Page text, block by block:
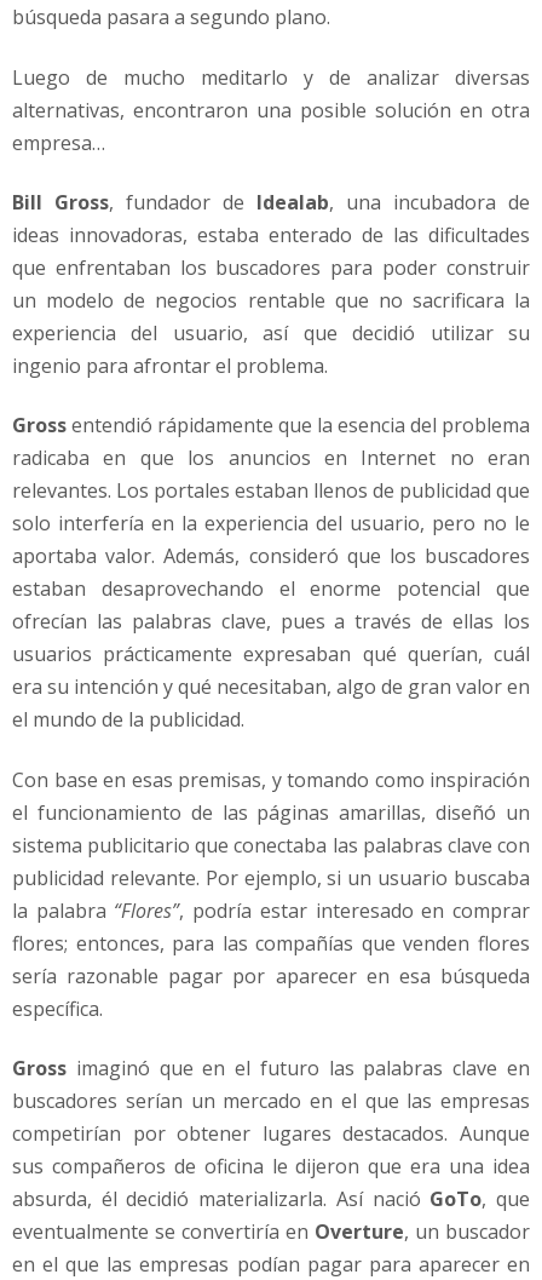
búsqueda pasara a segundo plano.
Luego de mucho meditarlo y de analizar diversas
alternativas, encontraron una posible solución en otra
empresa…
Bill Gross, fundador de Idealab, una incubadora de
ideas innovadoras, estaba enterado de las dificultades
que enfrentaban los buscadores para poder construir
un modelo de negocios rentable que no sacrificara la
experiencia del usuario, así que decidió utilizar su
ingenio para afrontar el problema.
Grossentendió rápidamente que la esencia del problema
radicaba en que los anuncios en Internet no eran
relevantes. Los portales estaban llenos de publicidad que
solo interfería en la experiencia del usuario, pero no le
aportaba valor. Además, consideró que los buscadores
estaban desaprovechando el enorme potencial que
ofrecían las palabras clave, pues a través de ellas los
usuarios prácticamente expresaban qué querían, cuál
era su intención y qué necesitaban, algo de gran valor en
el mundo de la publicidad.
Con base en esas premisas, y tomando como inspiración
el funcionamiento de las páginas amarillas, diseñó un
sistema publicitario que conectaba las palabras clave con
publicidad relevante. Por ejemplo, si un usuario buscaba
la palabra “Flores”, podría estar interesado en comprar
flores; entonces, para las compañías que venden flores
sería razonable pagar por aparecer en esa búsqueda
específica.
Gross imaginó que en el futuro las palabras clave en
buscadores serían un mercado en el que las empresas
competirían por obtener lugares destacados. Aunque
sus compañeros de oficina le dijeron que era una idea
absurda, él decidió materializarla. Así nació GoTo, que
eventualmente se convertiría en Overture, un buscador
en el que las empresas podían pagar para aparecer en